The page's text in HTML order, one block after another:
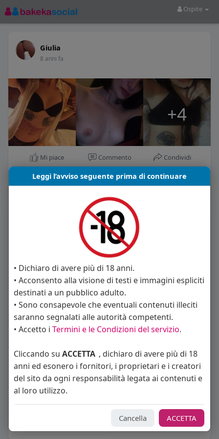
Ospite
Giulia
8 anni fa
+4
Mi piace Commento Condividi
La gente si consiglia di rispettare
Michele Fumarola pippobaudo67
Leggi l’avviso seguente prima di continuare
• Dichiaro di avere più di 18 anni.
• Acconsento alla visione di testi e immagini espliciti
destinati a un pubblico adulto.
• Sono consapevole che eventuali contenuti illeciti
saranno segnalati alle autorità competenti.
• Accetto i Termini e le Condizioni del servizio.
Cliccando su ACCETTA , dichiaro di avere più di 18
anni ed esonero i fornitori, i proprietari e i creatori
del sito da ogni responsabilità legata ai contenuti e
al loro utilizzo.
Cancella ACCETTA